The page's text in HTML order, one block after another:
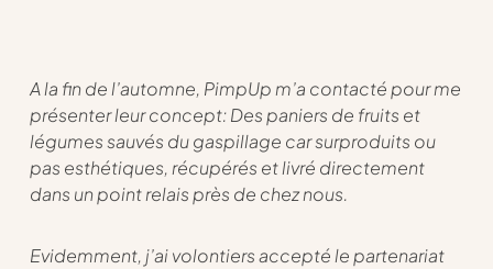
A la fin de l’automne, PimpUp m’a contacté pour me
présenter leur concept: Des paniers de fruits et
légumes sauvés du gaspillage car surproduits ou
pas esthétiques, récupérés et livré directement
dans un point relais près de chez nous.
Evidemment, j’ai volontiers accepté le partenariat